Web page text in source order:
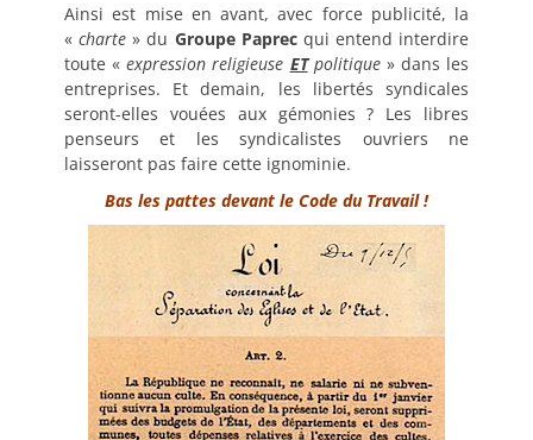
Ainsi est mise en avant, avec force publicité, la
«charte » du Groupe Paprecqui entend interdire
toute «expression religieuse ETpolitique » dans les
entreprises. Et demain, les libertés syndicales
seront-elles vouées aux gémonies ? Les libres
penseurs et les syndicalistes ouvriers ne
laisseront pas faire cette ignominie.
Bas les pattes devant le Code du Travail !